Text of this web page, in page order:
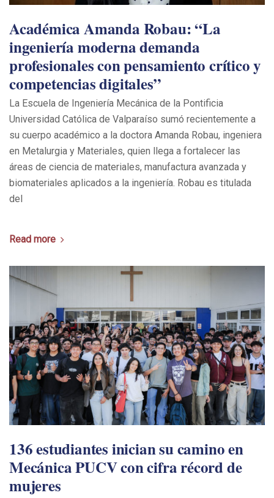
Académica Amanda Robau: “La
ingeniería moderna demanda
profesionales con pensamiento crítico y
competencias digitales”
La Escuela de Ingeniería Mecánica de la Pontificia
Universidad Católica de Valparaíso sumó recientemente a
su cuerpo académico a la doctora Amanda Robau, ingeniera
en Metalurgia y Materiales, quien llega a fortalecer las
áreas de ciencia de materiales, manufactura avanzada y
biomateriales aplicados a la ingeniería. Robau es titulada
del
Read more
136 estudiantes inician su camino en
Mecánica PUCV con cifra récord de
mujeres